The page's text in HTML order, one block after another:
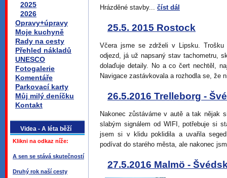
2025
2026
Opravy+úpravy
Moje kuchyně
Rady na cesty
Přehled nákladů
UNESCO
Fotogalerie
Komentáře
Parkovací karty
Můj milý deníčku
Kontakt
Videa - A léta běží
Klikni na odkaz níže:
A sen se stává skutečností
Druhý rok naší cesty
Hrázděné stavby... číst dál
25.5. 2015 Rostock
Včera jsme se zdrželi v Lipsku.
odjezd, já už napsaný stav tachometru,
dolaďuje detaily. No a co čert nechtěl,
Navigace zastávkovala a rozhodla se, že
26.5.2016 Trelleborg -
Nakonec zůstáváme v autě a tak nějak
slabým signálem od WIFI, potřebuje si
jsem si v klidu poklidila a uvařila
podívat do starého města, ale nakonec
27.5.2016 Malmö -